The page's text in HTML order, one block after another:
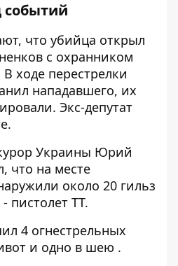
событий
что убийца открыл
с охранником
ходе перестрелки
нападавшего, их
Экс-депутат
Украины Юрий
что на месте
около 20 гильз
пистолет ТТ.
4 огнестрельных
и одно в шею .